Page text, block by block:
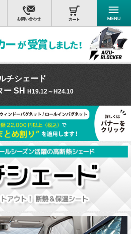
チシェード
ー SH
H19.12～H24.10